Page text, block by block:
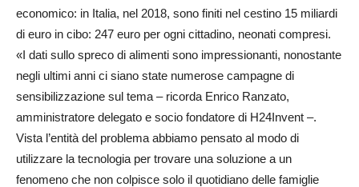
economico: in Italia, nel 2018, sono finiti nel cestino 15 miliardi
di euro in cibo: 247 euro per ogni cittadino, neonati compresi.
«I dati sullo spreco di alimenti sono impressionanti, nonostante
negli ultimi anni ci siano state numerose campagne di
sensibilizzazione sul tema – ricorda Enrico Ranzato,
amministratore delegato e socio fondatore di H24Invent –.
Vista l’entità del problema abbiamo pensato al modo di
utilizzare la tecnologia per trovare una soluzione a un
fenomeno che non colpisce solo il quotidiano delle famiglie